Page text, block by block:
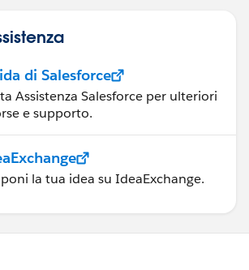
di Salesforce
Assistenza Salesforce per ulteriori
e supporto.
la tua idea su IdeaExchange.